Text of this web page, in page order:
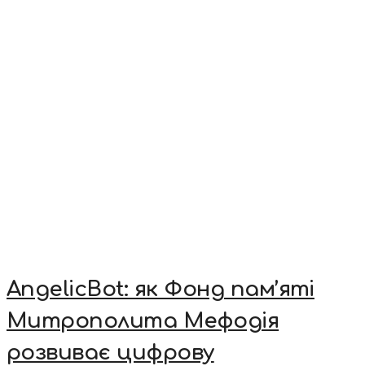
AngelicBot: як Фонд пам’яті
Митрополита Мефодія
розвиває цифрову